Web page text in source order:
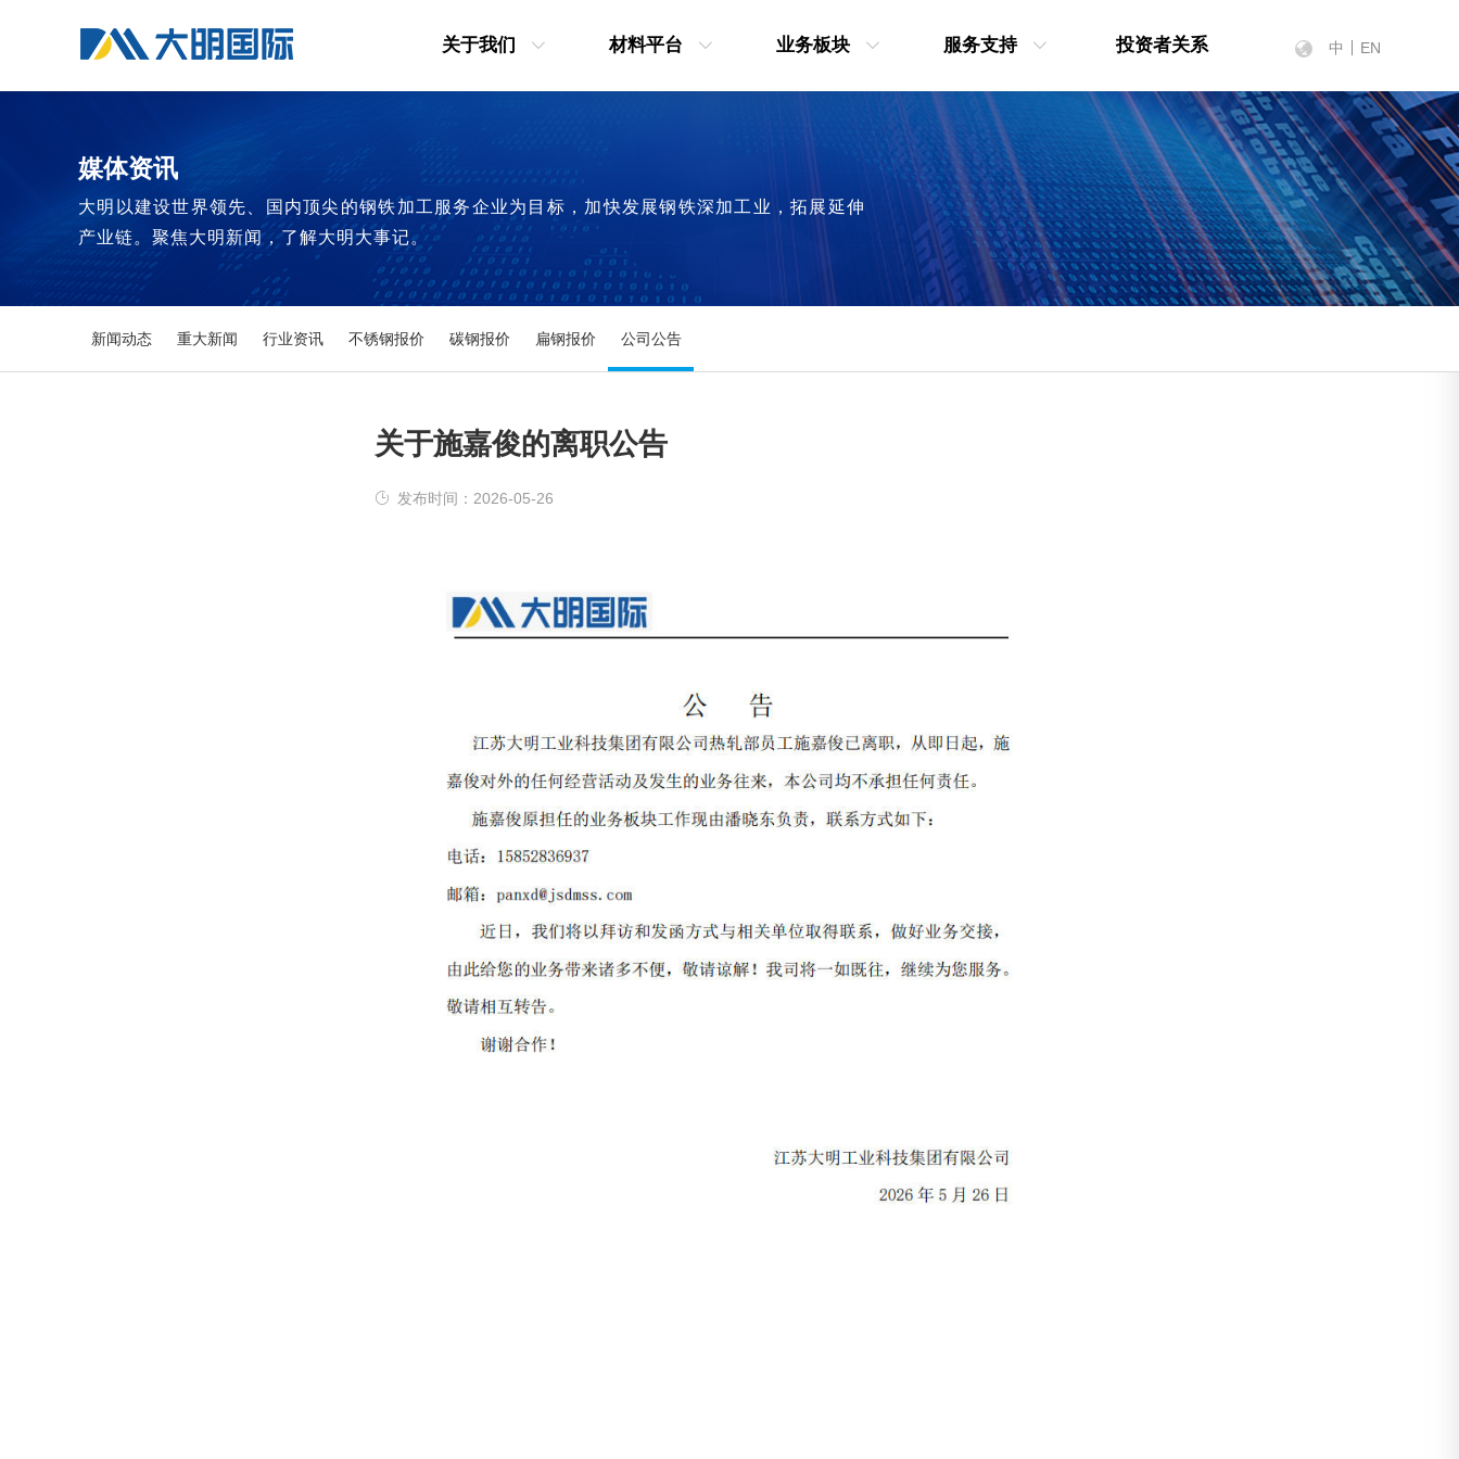
中 EN
关于我们 材料平台 业务板块 服务支持 投资者关系
媒体资讯
大明以建设世界领先、国内顶尖的钢铁加工服务企业为目标，加快发展钢铁深加工业，拓展延伸
产业链。聚焦大明新闻，了解大明大事记。
新闻动态 重大新闻 行业资讯 不锈钢报价 碳钢报价 扁钢报价 公司公告
关于施嘉俊的离职公告
发布时间：2026-05-26